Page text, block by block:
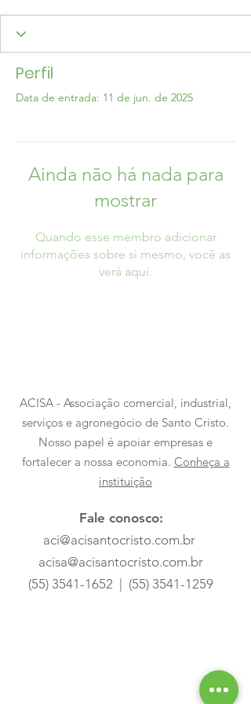
Perfil
Data de entrada: 11 de jun. de 2025
Ainda não há nada para
mostrar
Quando esse membro adicionar
informações sobre si mesmo, você as
verá aqui.
ACISA - Associação comercial, industrial,
serviços e agronegócio de Santo Cristo.
Nosso papel é apoiar empresas e
fortalecer a nossa economia. Conheça a
instituição
Fale conosco:
aci@acisantocristo.com.br
acisa@acisantocristo.com.br
(55) 3541-1652
(55) 3541-1259